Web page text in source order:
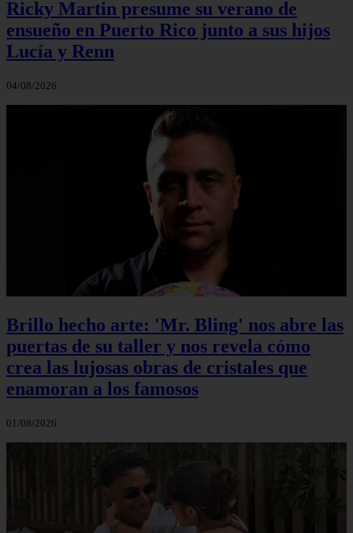
Ricky Martin presume su verano de
ensueño en Puerto Rico junto a sus hijos
Lucía y Renn
04/08/2026
Brillo hecho arte: 'Mr. Bling' nos abre las
puertas de su taller y nos revela cómo
crea las lujosas obras de cristales que
enamoran a los famosos
01/08/2026